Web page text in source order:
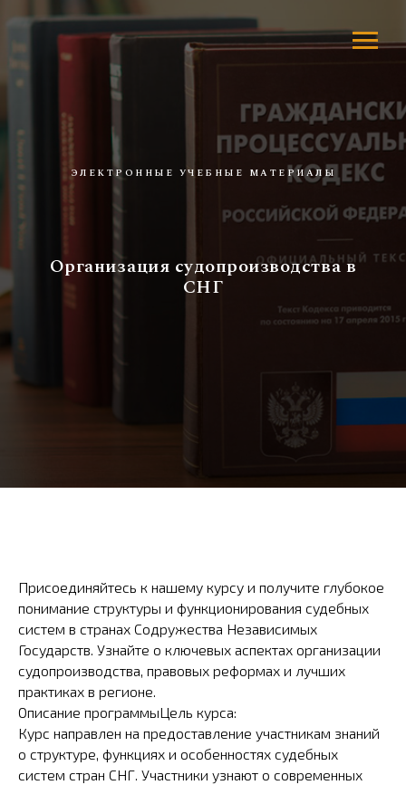
ЭЛЕКТРОННЫЕ УЧЕБНЫЕ МАТЕРИАЛЫ
Организация судопроизводства в
СНГ
Присоединяйтесь к нашему курсу и получите глубокое
понимание структуры и функционирования судебных
систем в странах Содружества Независимых
Государств. Узнайте о ключевых аспектах организации
судопроизводства, правовых реформах и лучших
практиках в регионе.
Описание программыЦель курса:
Курс направлен на предоставление участникам знаний
о структуре, функциях и особенностях судебных
систем стран СНГ. Участники узнают о современных